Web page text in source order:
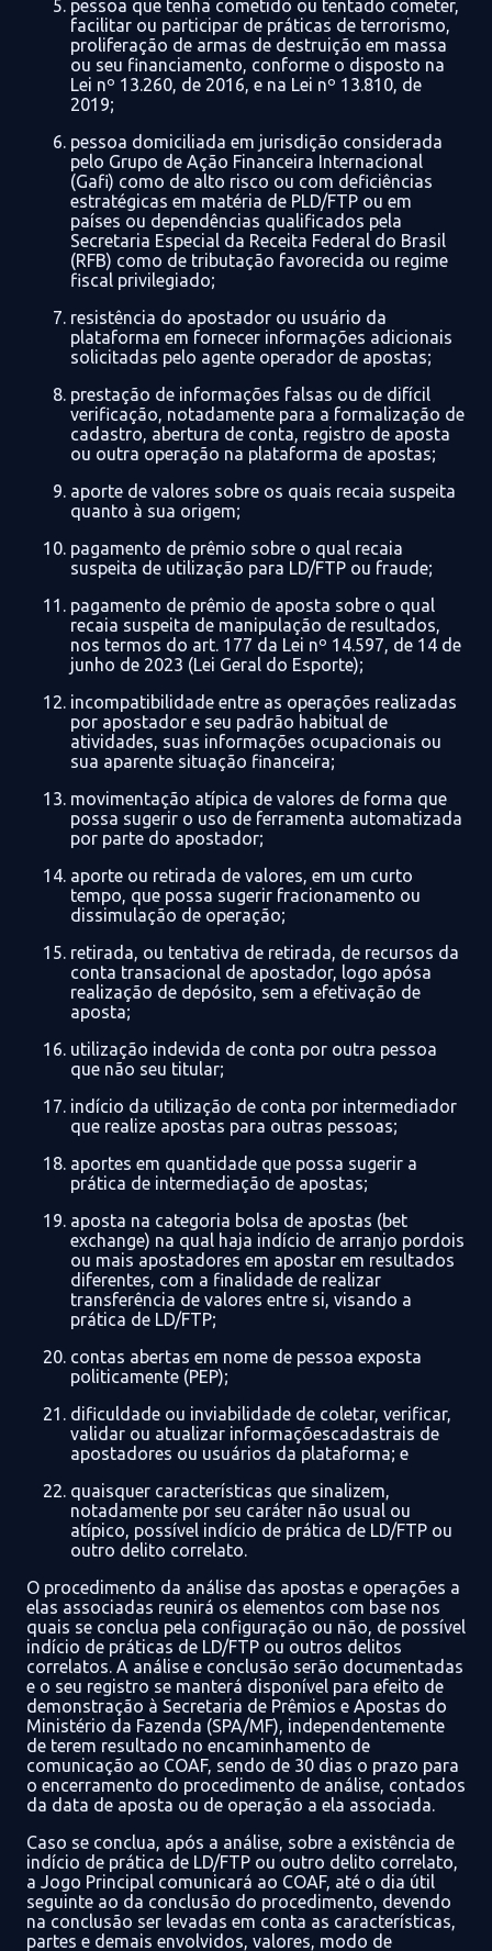
pessoa que tenha cometido ou tentado cometer,
facilitar ou participar de práticas de terrorismo,
proliferação de armas de destruição em massa
ou seu financiamento, conforme o disposto na
Lei nº 13.260, de 2016, e na Lei nº 13.810, de
2019;
pessoa domiciliada em jurisdição considerada
pelo Grupo de Ação Financeira Internacional
(Gafi) como de alto risco ou com deficiências
estratégicas em matéria de PLD/FTP ou em
países ou dependências qualificados pela
Secretaria Especial da Receita Federal do Brasil
(RFB) como de tributação favorecida ou regime
fiscal privilegiado;
resistência do apostador ou usuário da
plataforma em fornecer informações adicionais
solicitadas pelo agente operador de apostas;
prestação de informações falsas ou de difícil
verificação, notadamente para a formalização de
cadastro, abertura de conta, registro de aposta
ou outra operação na plataforma de apostas;
aporte de valores sobre os quais recaia suspeita
quanto à sua origem;
pagamento de prêmio sobre o qual recaia
suspeita de utilização para LD/FTP ou fraude;
pagamento de prêmio de aposta sobre o qual
recaia suspeita de manipulação de resultados,
nos termos do art. 177 da Lei nº 14.597, de 14 de
junho de 2023 (Lei Geral do Esporte);
incompatibilidade entre as operações realizadas
por apostador e seu padrão habitual de
atividades, suas informações ocupacionais ou
sua aparente situação financeira;
movimentação atípica de valores de forma que
possa sugerir o uso de ferramenta automatizada
por parte do apostador;
aporte ou retirada de valores, em um curto
tempo, que possa sugerir fracionamento ou
dissimulação de operação;
retirada, ou tentativa de retirada, de recursos da
conta transacional de apostador, logo apósa
realização de depósito, sem a efetivação de
aposta;
utilização indevida de conta por outra pessoa
que não seu titular;
indício da utilização de conta por intermediador
que realize apostas para outras pessoas;
aportes em quantidade que possa sugerir a
prática de intermediação de apostas;
aposta na categoria bolsa de apostas (bet
exchange) na qual haja indício de arranjo pordois
ou mais apostadores em apostar em resultados
diferentes, com a finalidade de realizar
transferência de valores entre si, visando a
prática de LD/FTP;
contas abertas em nome de pessoa exposta
politicamente (PEP);
dificuldade ou inviabilidade de coletar, verificar,
validar ou atualizar informaçõescadastrais de
apostadores ou usuários da plataforma; e
quaisquer características que sinalizem,
notadamente por seu caráter não usual ou
atípico, possível indício de prática de LD/FTP ou
outro delito correlato.
O procedimento da análise das apostas e operações a
elas associadas reunirá os elementos com base nos
quais se conclua pela configuração ou não, de possível
indício de práticas de LD/FTP ou outros delitos
correlatos. A análise e conclusão serão documentadas
e o seu registro se manterá disponível para efeito de
demonstração à Secretaria de Prêmios e Apostas do
Ministério da Fazenda (SPA/MF), independentemente
de terem resultado no encaminhamento de
comunicação ao COAF, sendo de 30 dias o prazo para
o encerramento do procedimento de análise, contados
da data de aposta ou de operação a ela associada.
Caso se conclua, após a análise, sobre a existência de
indício de prática de LD/FTP ou outro delito correlato,
a Jogo Principal comunicará ao COAF, até o dia útil
seguinte ao da conclusão do procedimento, devendo
na conclusão ser levadas em conta as características,
partes e demais envolvidos, valores, modo de